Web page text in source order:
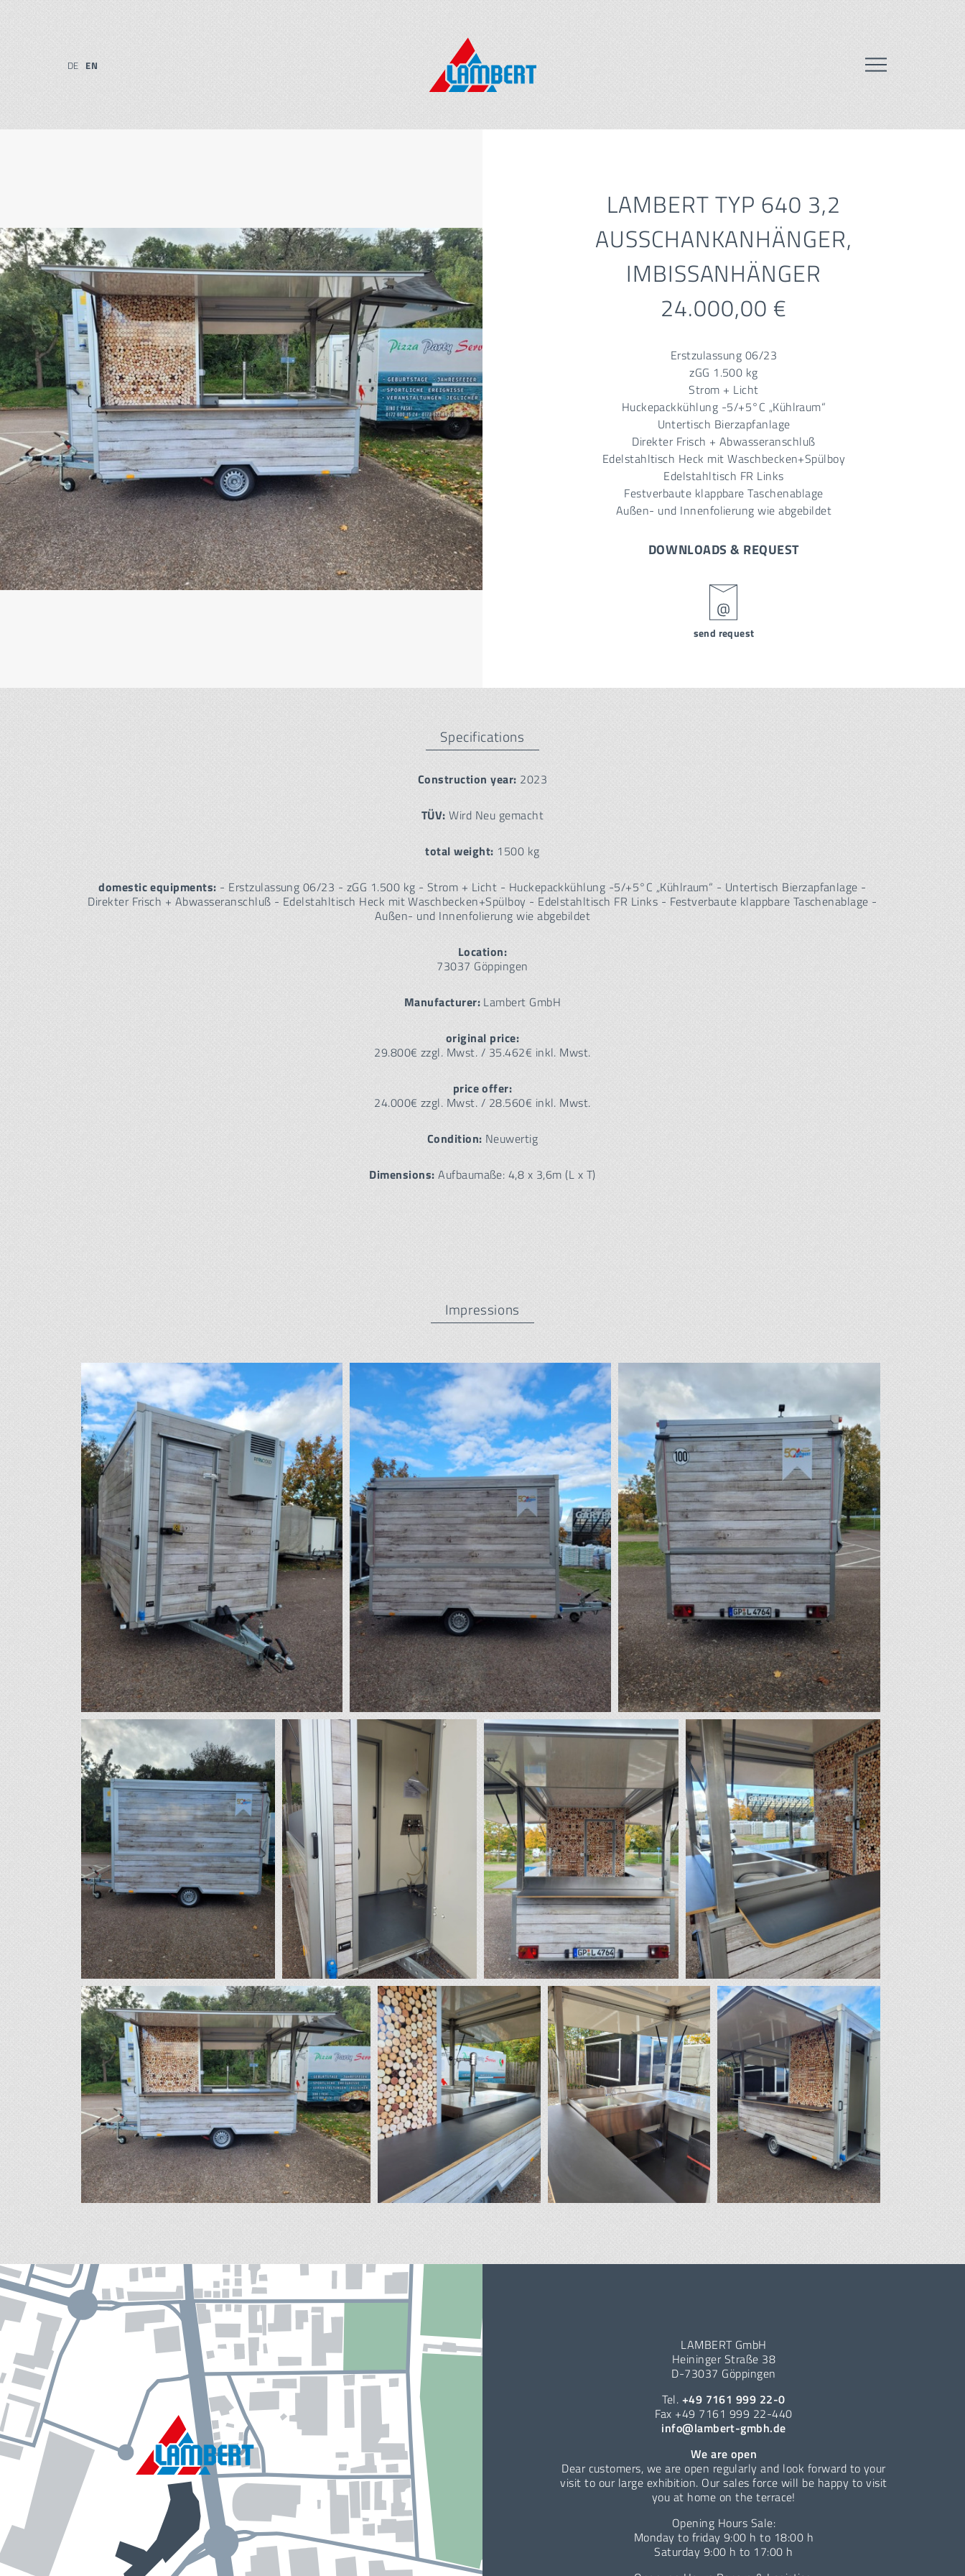
DE EN
LAMBERT TYP 640 3,2
AUSSCHANKANHÄNGER,
IMBISSANHÄNGER
24.000,00 €
Erstzulassung 06/23
zGG 1.500 kg
Strom + Licht
Huckepackkühlung -5/+5°C „Kühlraum“
Untertisch Bierzapfanlage
Direkter Frisch + Abwasseranschluß
Edelstahltisch Heck mit Waschbecken+Spülboy
Edelstahltisch FR Links
Festverbaute klappbare Taschenablage
Außen- und Innenfolierung wie abgebildet
DOWNLOADS & REQUEST
send request
Specifications
Construction year: 2023
TÜV: Wird Neu gemacht
total weight: 1500 kg
domestic equipments: - Erstzulassung 06/23 - zGG 1.500 kg - Strom + Licht - Huckepackkühlung -5/+5°C „Kühlraum“ - Untertisch Bierzapfanlage -
Direkter Frisch + Abwasseranschluß - Edelstahltisch Heck mit Waschbecken+Spülboy - Edelstahltisch FR Links - Festverbaute klappbare Taschenablage -
Außen- und Innenfolierung wie abgebildet
Location:
73037 Göppingen
Manufacturer: Lambert GmbH
original price:
29.800€ zzgl. Mwst. / 35.462€ inkl. Mwst.
price offer:
24.000€ zzgl. Mwst. / 28.560€ inkl. Mwst.
Condition: Neuwertig
Dimensions: Aufbaumaße: 4,8 x 3,6m (L x T)
Impressions
LAMBERT GmbH
Heininger Straße 38
D-73037 Göppingen
Tel. +49 7161 999 22-0
Fax +49 7161 999 22-440
info@lambert-gmbh.de
We are open
Dear customers, we are open regularly and look forward to your
visit to our large exhibition. Our sales force will be happy to visit
you at home on the terrace!
Opening Hours Sale:
Monday to friday 9:00 h to 18:00 h
Saturday 9:00 h to 17:00 h